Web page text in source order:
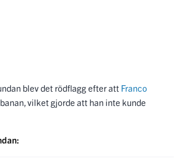
blev det rödflagg efter att Franco
vilket gjorde att han inte kunde